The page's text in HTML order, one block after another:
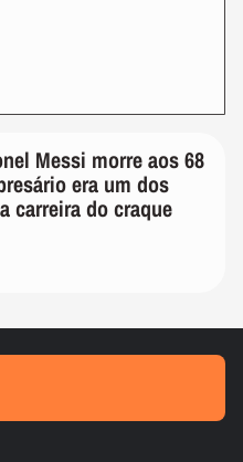
Messi morre aos 68
era um dos
carreira do craque